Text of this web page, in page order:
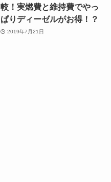
較！実燃費と維持費でやっ
ぱりディーゼルがお得！？
2019年7月21日